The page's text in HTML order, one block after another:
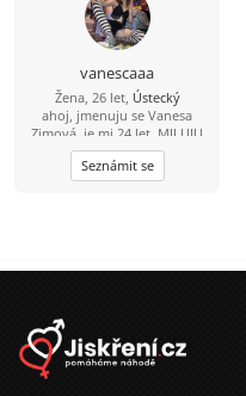
vanescaaa
Žena, 26 let, Ústecký
ahoj, jmenuju se Vanesa
Zimová, je mi 24 let, MILUJU
KONĚ, jsem single a hledám
lásku, tak napiš ☺
Seznámit se